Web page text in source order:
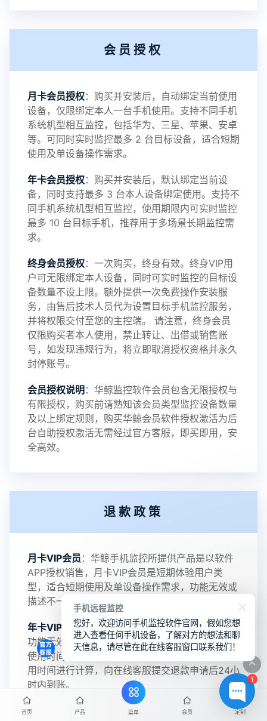
鲸监控存在的问题与所需的更多功能，华鲸手机监
控将持续为您创造更优秀的监控APP
2025-01-13 V3.7
2024-10-08 V3.6
2024-03-16 V3.5
2023-01-12 V3.3
会员授权
月卡会员授权：购买并安装后，自动绑定当前使用
设备，仅限绑定本人一台手机使用。支持不同手机
系统机型相互监控，包括华为、三星、苹果、安卓
等。可同时实时监控最多 2 台目标设备，适合短期
使用及单设备操作需求。
年卡会员授权：购买并安装后，默认绑定当前设
备，同时支持最多 3 台本人设备绑定使用。支持不
同手机系统机型相互监控，使用期限内可实时监控
最多 10 台目标手机，推荐用于多场景长期监控需
求。
终身会员授权：一次购买，终身有效。终身VIP用
户可无限绑定本人设备，同时可实时监控的目标设
备数量不设上限。额外提供一次免费操作安装服
务，由售后技术人员代为设置目标手机监控服务，
并将权限交付至您的主控端。 请注意，终身会员
仅限购买者本人使用，禁止转让、出借或销售账
号，如发现违规行为，将立即取消授权资格并永久
封停账号。
会员授权说明 ：华鲸监控软件会员包含无限授权与
有限授权，购买前请熟知该会员类型监控设备数量
及以上绑定规则，购买华鲸会员软件授权激活为后
台自助授权激活无需经过官方客服，即买即用，安
全高效。
退款政策
月卡VIP会员 ：华鲸手机监控所提供产品是以软件
APP授权销售，月卡VIP会员是短期体验用户类
型，适合短期使用及单设备操作需求，功能无效或
描述不一致支持全额退款。
年卡VIP会员：支持无效退款政策，华鲸手机监控
功能无效或描述不一致支持全额退款，且支持剩余
使用时间计价退款服务，退款金额将会按照剩余使
用时间进行计算，向在线客服提交退款申请后24小
时内到账。
终身VIP会员：支持监控功能无效或描述不一致支
首页 产品 菜单 会员 定制
1
手机远程监控
您好，欢迎访问手机监控软件官网，假如您想
进入查看任何手机设备，了解对方的想法和聊
天信息，请尽管在此在线客服窗口联系我们！